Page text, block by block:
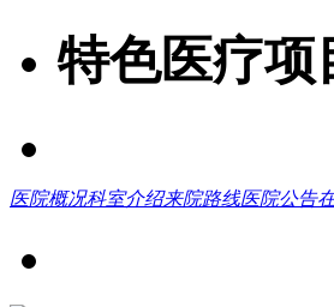
特色医疗项
医院概况科室介绍来院路线医院公告